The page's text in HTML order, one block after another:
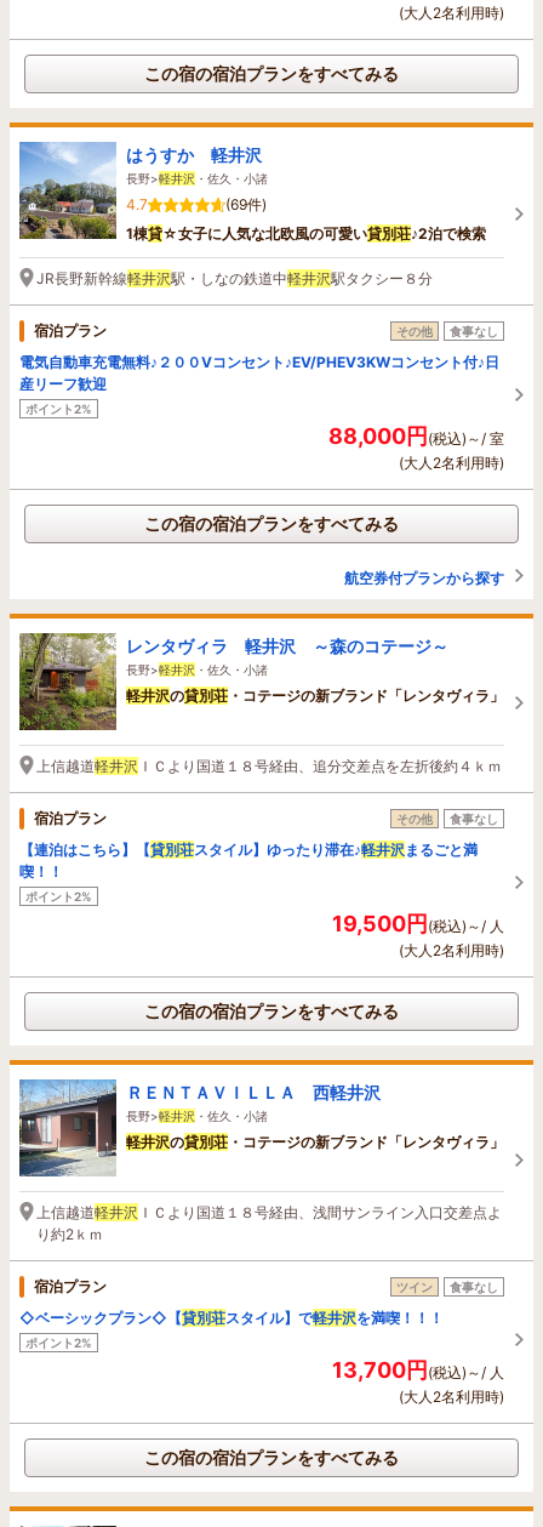
(大人2名利用時)
この宿の宿泊プランをすべてみる
はうすか 軽井沢
長野>軽井沢 ・佐久・小諸
4.7
(69件)
1棟貸☆女子に人気な北欧風の可愛い貸別荘♪2泊で検索
JR長野新幹線軽井沢駅・しなの鉄道中軽井沢駅タクシー８分
宿泊プラン その他 食事なし
電気自動車充電無料♪２００Vコンセント♪EV/PHEV3KWコンセント付♪日
産リーフ歓迎
ポイント2%
88,000円(税込)～/ 室
(大人2名利用時)
この宿の宿泊プランをすべてみる
航空券付プランから探す
レンタヴィラ 軽井沢 ～森のコテージ～
長野>軽井沢 ・佐久・小諸
軽井沢の貸別荘 ・コテージの新ブランド「レンタヴィラ」
上信越道軽井沢 ＩＣより国道１８号経由、追分交差点を左折後約４ｋｍ
宿泊プラン その他 食事なし
【連泊はこちら】【貸別荘スタイル】ゆったり滞在♪軽井沢 まるごと満
喫！！
ポイント2%
19,500円(税込)～/ 人
(大人2名利用時)
この宿の宿泊プランをすべてみる
ＲＥＮＴＡＶＩＬＬＡ 西軽井沢
長野>軽井沢 ・佐久・小諸
軽井沢の貸別荘 ・コテージの新ブランド「レンタヴィラ」
上信越道軽井沢 ＩＣより国道１８号経由、浅間サンライン入口交差点よ
り約2ｋｍ
宿泊プラン ツイン 食事なし
◇ベーシックプラン◇【貸別荘スタイル】で軽井沢を満喫！！！
ポイント2%
13,700円(税込)～/ 人
(大人2名利用時)
この宿の宿泊プランをすべてみる